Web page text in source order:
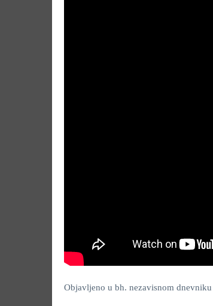
Objavljeno u bh. nezavisnom dnevniku